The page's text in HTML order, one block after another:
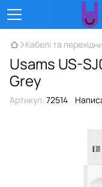
Кабелі та
Usams US-
Grey
Артикул: 72514